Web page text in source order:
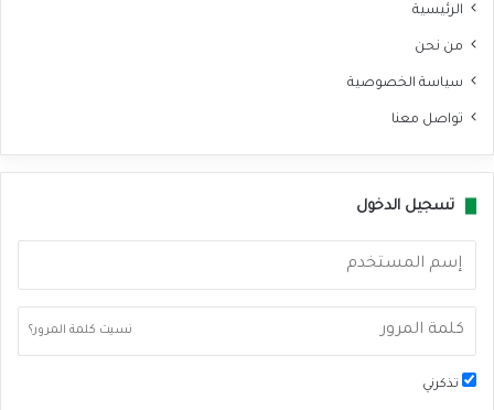
الرئيسية
من نحن
سياسة الخصوصية
تواصل معنا
تسجيل الدخول
نسيت كلمة المرور؟
تذكرني